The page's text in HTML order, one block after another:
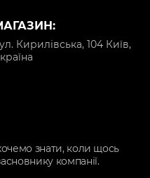
Кирилівська, 104 Київ,
знати, коли щось
компанії.